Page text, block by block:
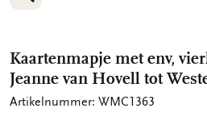
VERGROOT AFBEELDING
VERGROOT AFBEELDING
Kaartenmapje met env,
Jeanne van Hovell tot
Artikelnummer: WMC1363